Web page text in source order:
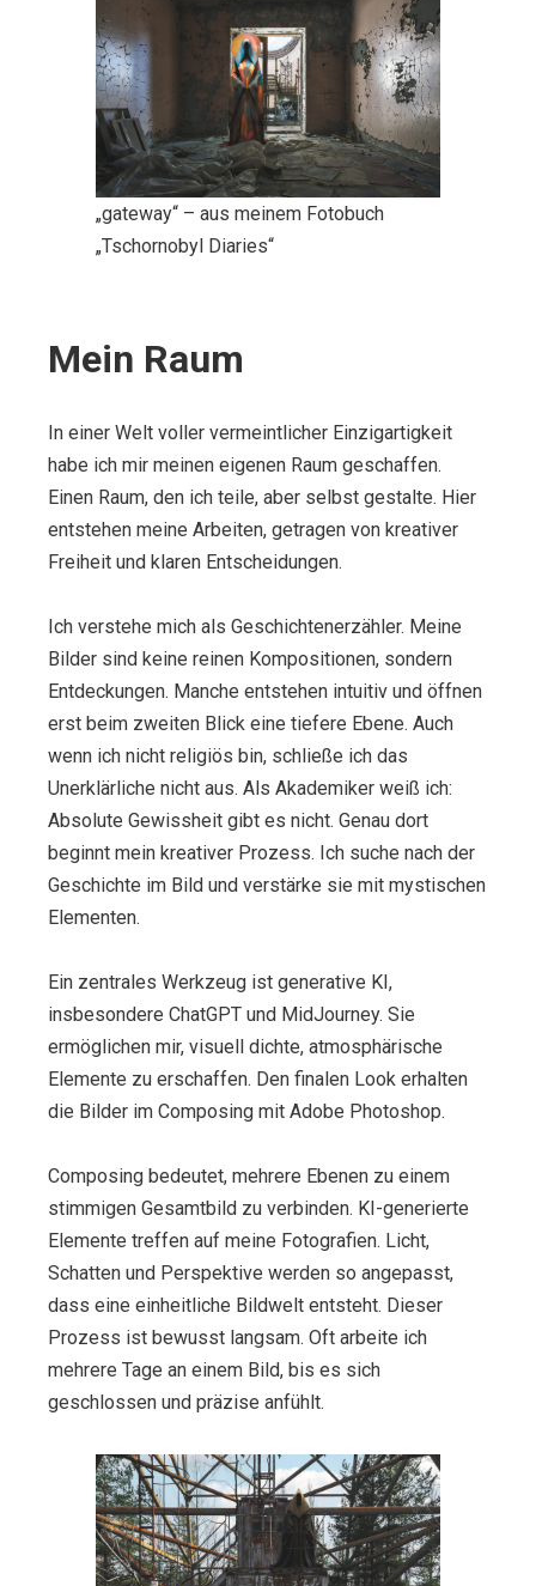
„gateway“ – aus meinem Fotobuch
„Tschornobyl Diaries“
Mein Raum
In einer Welt voller vermeintlicher Einzigartigkeit
habe ich mir meinen eigenen Raum geschaffen.
Einen Raum, den ich teile, aber selbst gestalte. Hier
entstehen meine Arbeiten, getragen von kreativer
Freiheit und klaren Entscheidungen.
Ich verstehe mich als Geschichtenerzähler. Meine
Bilder sind keine reinen Kompositionen, sondern
Entdeckungen. Manche entstehen intuitiv und öffnen
erst beim zweiten Blick eine tiefere Ebene. Auch
wenn ich nicht religiös bin, schließe ich das
Unerklärliche nicht aus. Als Akademiker weiß ich:
Absolute Gewissheit gibt es nicht. Genau dort
beginnt mein kreativer Prozess. Ich suche nach der
Geschichte im Bild und verstärke sie mit mystischen
Elementen.
Ein zentrales Werkzeug ist generative KI,
insbesondere ChatGPT und MidJourney. Sie
ermöglichen mir, visuell dichte, atmosphärische
Elemente zu erschaffen. Den finalen Look erhalten
die Bilder im Composing mit Adobe Photoshop.
Composing bedeutet, mehrere Ebenen zu einem
stimmigen Gesamtbild zu verbinden. KI-generierte
Elemente treffen auf meine Fotografien. Licht,
Schatten und Perspektive werden so angepasst,
dass eine einheitliche Bildwelt entsteht. Dieser
Prozess ist bewusst langsam. Oft arbeite ich
mehrere Tage an einem Bild, bis es sich
geschlossen und präzise anfühlt.